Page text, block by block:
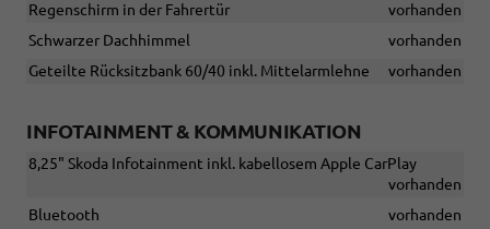
Regenschirm in der Fahrertür
vorhanden
Schwarzer Dachhimmel
vorhanden
Geteilte Rücksitzbank 60/40 inkl. Mittelarmlehne
vorhanden
INFOTAINMENT & KOMMUNIKATION
8,25" Skoda Infotainment inkl. kabellosem Apple CarPlay
vorhanden
Bluetooth
vorhanden